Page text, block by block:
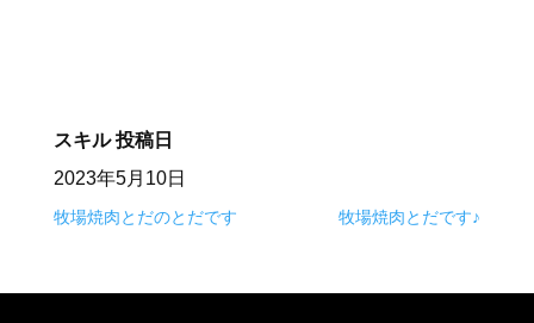
スキル 投稿日
2023年5月10日
牧場焼肉とだのとだです 牧場焼肉とだです♪